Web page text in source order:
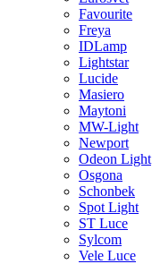
Favourite
Freya
IDLamp
Lightstar
Lucide
Masiero
Maytoni
MW-Light
Newport
Odeon Light
Osgona
Schonbek
Spot Light
ST Luce
Sylcom
Vele Luce